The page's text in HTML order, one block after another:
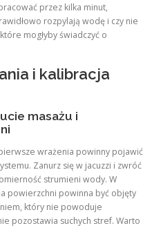
przez kilka minut,
rozpylają wodę i czy nie
mogłyby świadczyć o
i kalibracja
masażu i
wrażenia powinny pojawić
Zanurz się w jacuzzi i zwróć
strumieni wody. W
powierzchni powinna być objęty
który nie powoduje
pozostawia suchych stref. Warto